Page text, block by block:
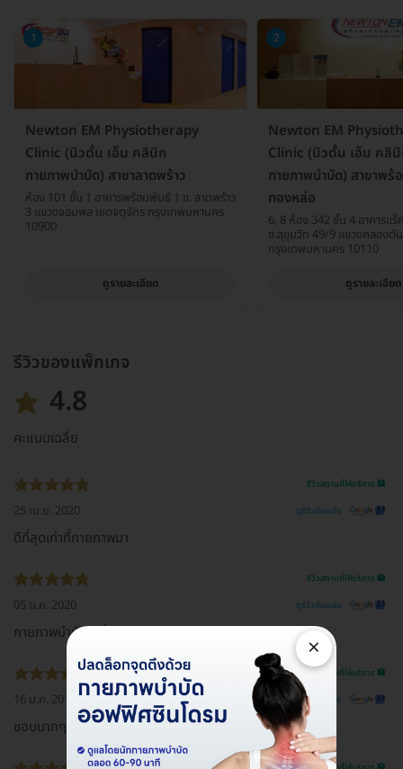
1
Newton EM Physiotherapy
Clinic (นิวตั้น เอ็ม คลินิก
กายภาพบำบัด) สาขาลาดพร้าว
ห้อง 101 ชั้น 1 อาคารพร้อมพันธ์ 1 ซ. ลาดพร้าว
3 แขวงจอมพล เขตจตุจักร กรุงเทพมหานคร
10900
ดูรายละเอียด
2
Newton EM
Clinic (นิวตั้น เอ็ม คลิ
กายภาพบำบัด) สาขาพ
ทองหล่อ
6, 8 ห้อง 342 ชั้น 4 อาคารแ
ซ.สุขุมวิท 49/9 แขวงคลองตั
กรุงเทพมหานคร 10110
ดูรายละเอียด
รีวิวของแพ็กเกจ
4.8
คะแนนเฉลี่ย
รีวิวสถานที่ให้บริการ 🏥
25 เม.ย. 2020 ดูรีวิวต้นฉบับ
ดีที่สุดเท่าที่กายภาพมา
รีวิวสถานที่ให้บริการ 🏥
05 ม.ค. 2020 ดูรีวิวต้นฉบับ
กายภาพบำบัดดีเริ่ด
รีวิวสถานที่ให้บริการ 🏥
16 ม.ค. 2019 ดูรีวิวต้นฉบับ
ชอบมากๆครับ
×